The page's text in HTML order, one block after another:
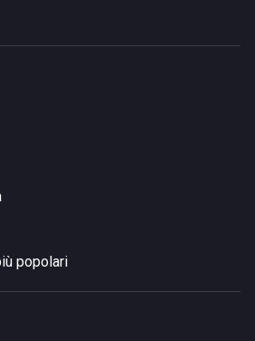
popolari